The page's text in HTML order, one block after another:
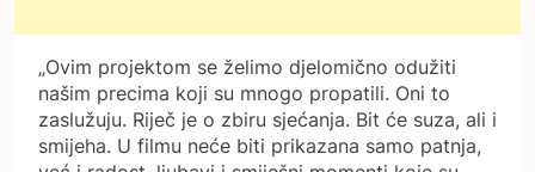
„Ovim projektom se želimo djelomično odužiti
našim precima koji su mnogo propatili. Oni to
zaslužuju. Riječ je o zbiru sjećanja. Bit će suza, ali i
smijeha. U filmu neće biti prikazana samo patnja,